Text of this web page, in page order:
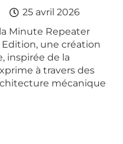
25 avril 2026
Minute Repeater
Edition, une création
inspirée de la
à travers des
mécanique